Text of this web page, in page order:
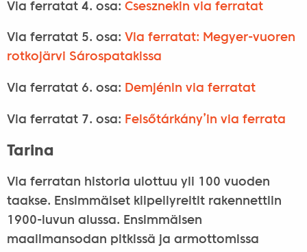
Via ferratat 4. osa: Csesznekin via ferratat
Via ferratat 5. osa: Via ferratat: Megyer-vuoren
rotkojärvi Sárospatakissa
Via ferratat 6. osa: Demjénin via ferratat
Via ferratat 7. osa: Felsőtárkány’in via ferrata
Tarina
Via ferratan historia ulottuu yli 100 vuoden
taakse. Ensimmäiset kiipeilyreitit rakennettiin
1900-luvun alussa. Ensimmäisen
maailmansodan pitkissä ja armottomissa